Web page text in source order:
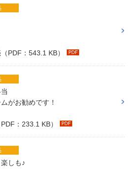
PDF：543.1 KB）
がお勧めです！
：233.1 KB）
しも♪